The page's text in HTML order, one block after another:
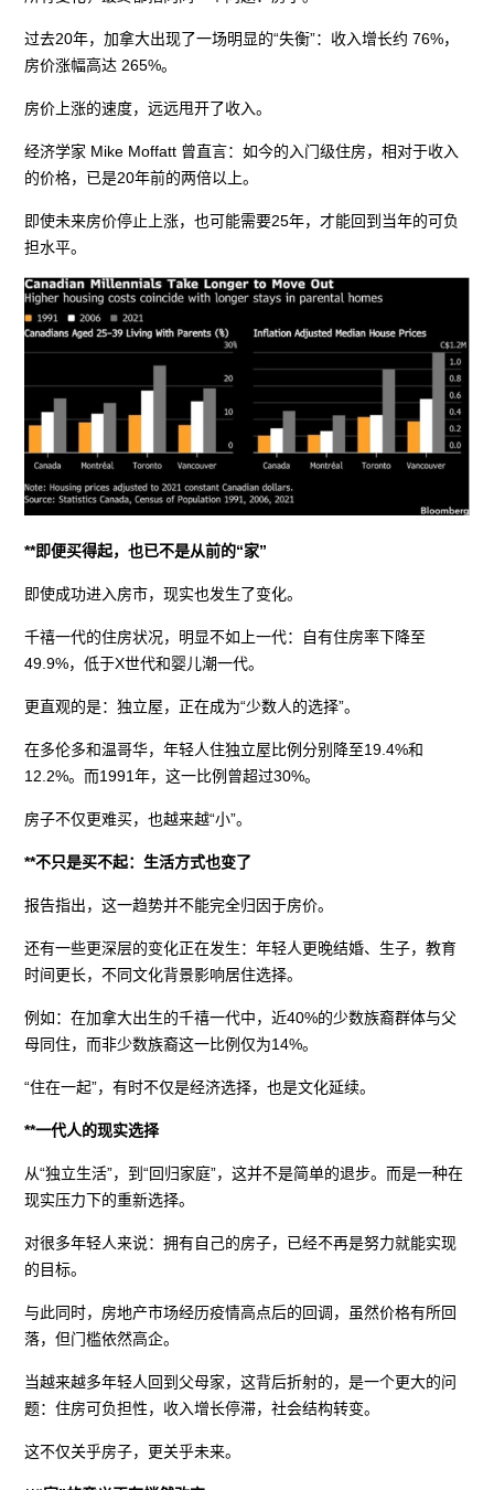
过去20年，加拿大出现了一场明显的“失衡”：收入增长约 76%，
房价涨幅高达 265%。
房价上涨的速度，远远甩开了收入。
经济学家 Mike Moffatt 曾直言：如今的入门级住房，相对于收入
的价格，已是20年前的两倍以上。
即使未来房价停止上涨，也可能需要25年，才能回到当年的可负
担水平。
**即便买得起，也已不是从前的“家”
即使成功进入房市，现实也发生了变化。
千禧一代的住房状况，明显不如上一代：自有住房率下降至
49.9%，低于X世代和婴儿潮一代。
更直观的是：独立屋，正在成为“少数人的选择”。
在多伦多和温哥华，年轻人住独立屋比例分别降至19.4%和
12.2%。而1991年，这一比例曾超过30%。
房子不仅更难买，也越来越“小”。
**不只是买不起：生活方式也变了
报告指出，这一趋势并不能完全归因于房价。
还有一些更深层的变化正在发生：年轻人更晚结婚、生子，教育
时间更长，不同文化背景影响居住选择。
例如：在加拿大出生的千禧一代中，近40%的少数族裔群体与父
母同住，而非少数族裔这一比例仅为14%。
“住在一起”，有时不仅是经济选择，也是文化延续。
**一代人的现实选择
从“独立生活”，到“回归家庭”，这并不是简单的退步。而是一种在
现实压力下的重新选择。
对很多年轻人来说：拥有自己的房子，已经不再是努力就能实现
的目标。
与此同时，房地产市场经历疫情高点后的回调，虽然价格有所回
落，但门槛依然高企。
当越来越多年轻人回到父母家，这背后折射的，是一个更大的问
题：住房可负担性，收入增长停滞，社会结构转变。
这不仅关乎房子，更关乎未来。